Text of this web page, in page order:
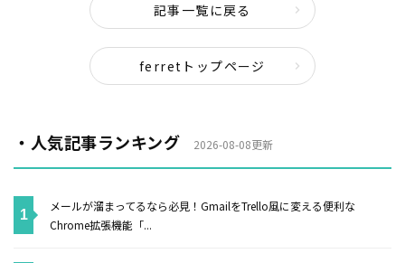
記事一覧に戻る
ferretトップページ
・人気記事ランキング 2026-08-08更新
メールが溜まってるなら必見！GmailをTrello風に変える便利な
Chrome拡張機能「...